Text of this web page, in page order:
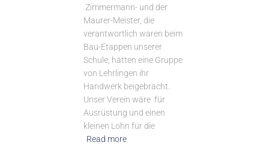
Zimmermann- und der
Maurer-Meister, die
verantwortlich waren beim
Bau-Etappen unserer
Schule, hätten eine Gruppe
von Lehrlingen ihr
Handwerk beigebracht.
Unser Verein wäre für
Ausrüstung und einen
kleinen Lohn für die
Read more